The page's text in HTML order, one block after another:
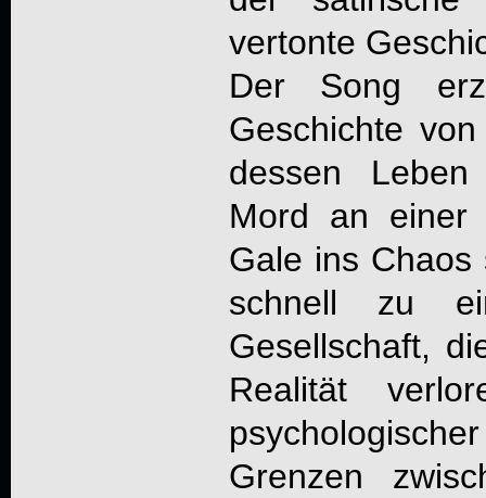
vertonte
Der Song
Geschichte
dessen
Mord an einer
Gale ins
schnell zu
Gesellschaft,
Realität
Grenzen